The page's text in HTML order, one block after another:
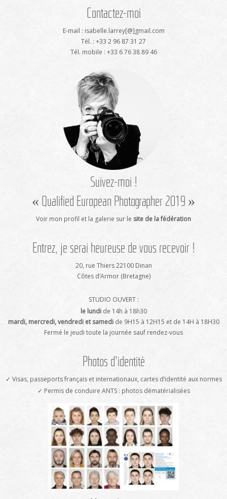
Contactez-moi
E-mail : isabelle.larrey[@]gmail.com
Tél. : +33 2 96 87 31 27
Tél. mobile : +33 6 76 38 89 46
Suivez-moi !
« Qualified European Photographer 2019 »
Voir mon profil et la galerie sur le site de la fédération
Entrez, je serai heureuse de vous recevoir !
20, rue Thiers 22100 Dinan
Côtes d’Armor (Bretagne)
STUDIO OUVERT :
le lundide 14h à 18h30
mardi, mercredi, vendredi et samedide 9H15 à 12H15 et de 14H à 18H30
Fermé le jeudi toute la journée sauf rendez-vous
Photos d’identité
✓ Visas, passeports français et internationaux, cartes d’identité aux normes
✓ Permis de conduire ANTS : photos dématérialisées